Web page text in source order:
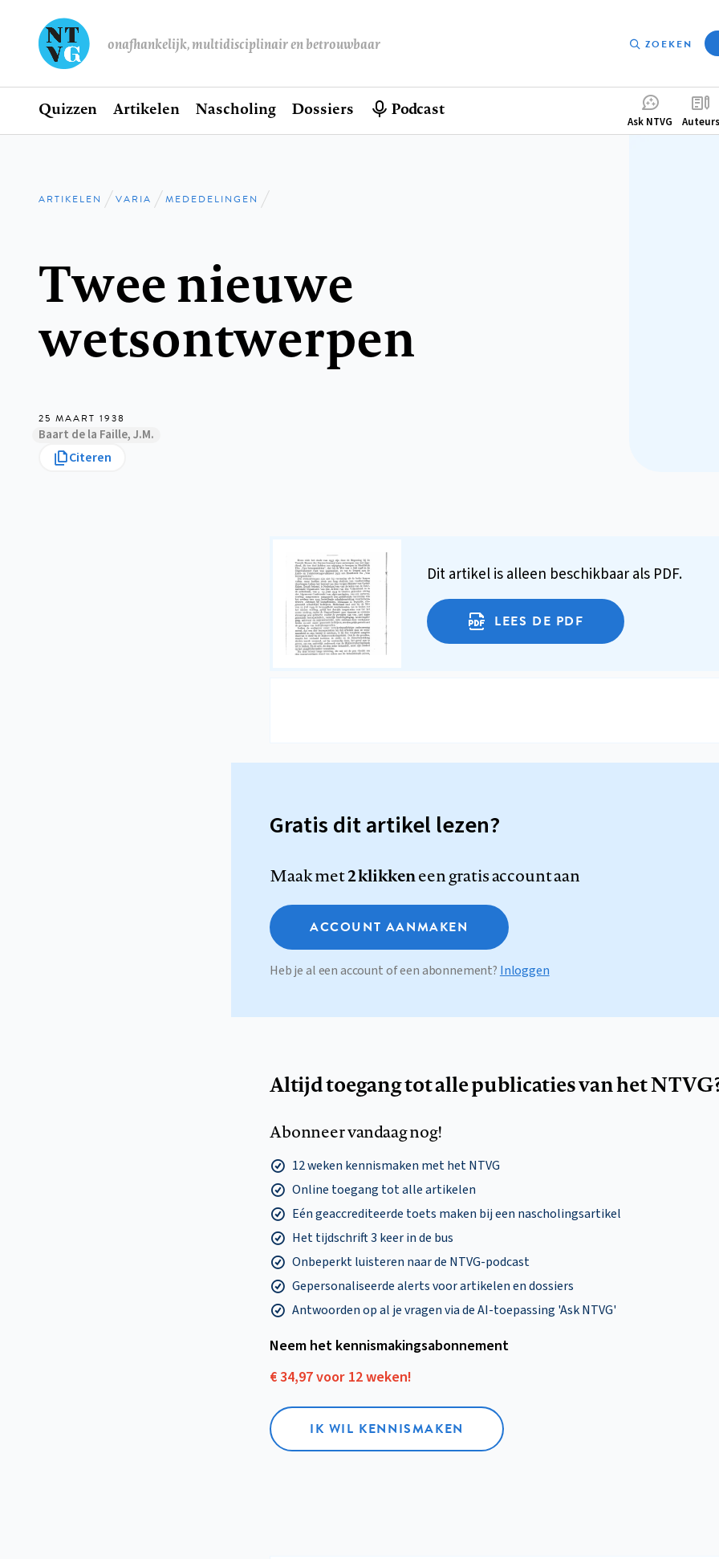
onafhankelijk, multidisciplinair en betrouwbaar ZOEKEN
Hoofdnavigatie
Home
Quizzen Artikelen Nascholing Dossiers Podcast
Ask NTVG Auteurs
Kruimelpad
ARTIKELEN VARIA MEDEDELINGEN
Twee nieuwe
wetsontwerpen
25 MAART 1938
Baart de la Faille, J.M.
Citeren
Dit artikel is alleen beschikbaar als PDF.
LEES DE PDF
Gratis dit artikel lezen?
Maak met2 klikkeneen gratis account aan
ACCOUNT AANMAKEN
Heb je al een account of een abonnement? Inloggen
Altijd toegang tot alle publicaties van het
Abonneer vandaag nog!
12 weken kennismaken met het NTVG
Online toegang tot alle artikelen
Eén geaccrediteerde toets maken bij een nascholingsartikel
Het tijdschrift 3 keer in de bus
Onbeperkt luisteren naar de NTVG-podcast
Gepersonaliseerde alerts voor artikelen en dossiers
Antwoorden op al je vragen via de AI-toepassing 'Ask NTVG'
Neem het kennismakings­abonnement
€ 34,97 voor 12 weken!
IK WIL KENNISMAKEN